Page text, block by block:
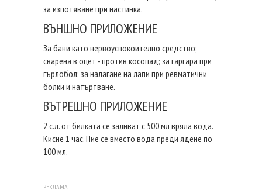
за изпотяване при настинка.
ВЪНШНО ПРИЛОЖЕНИЕ
За бани като нервоуспокоително средство;
сварена в оцет - против косопад; за гаргара при
гърлобол; за налагане на лапи при ревматични
болки и натъртване.
ВЪТРЕШНО ПРИЛОЖЕНИЕ
2 с.л. от билката се заливат с 500 мл вряла вода.
Кисне 1 час. Пие се вместо вода преди ядене по
100 мл.